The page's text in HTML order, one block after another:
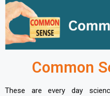
Common
These are every day